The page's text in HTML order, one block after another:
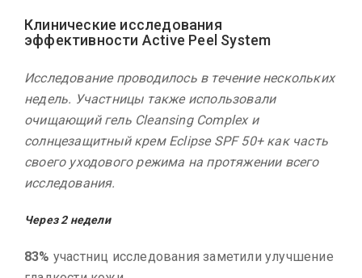
Клинические исследования
эффективности Active Peel System
Исследование проводилось в течение нескольких
недель. Участницы также использовали
очищающий гель Cleansing Complex и
солнцезащитный крем Eclipse SPF 50+ как часть
своего уходового режима на протяжении всего
исследования.
Через 2 недели
83% участниц исследования заметили улучшение